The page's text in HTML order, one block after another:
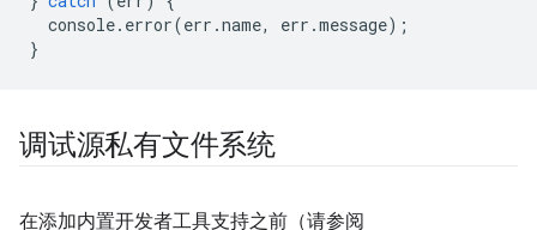
console. error(err .name, err .message);
}
调试源私有文件系统
在添加内置开发者工具支持之前（请参阅